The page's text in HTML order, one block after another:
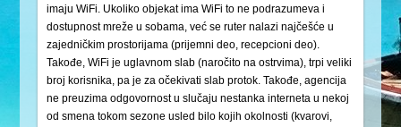
imaju WiFi. Ukoliko objekat ima WiFi to ne podrazumeva i
dostupnost mreže u sobama, već se ruter nalazi najčešće u
zajedničkim prostorijama (prijemni deo, recepcioni deo).
Takođe, WiFi je uglavnom slab (naročito na ostrvima), trpi veliki
broj korisnika, pa je za očekivati slab protok. Takođe, agencija
ne preuzima odgovornost u slučaju nestanka interneta u nekoj
od smena tokom sezone usled bilo kojih okolnosti (kvarovi,